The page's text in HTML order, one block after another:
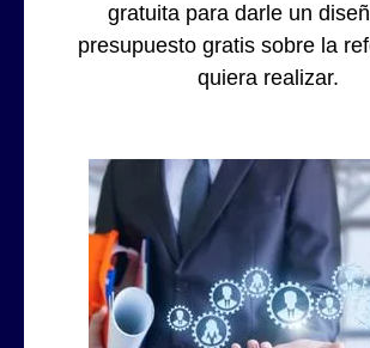
gratuita para darle un
presupuesto gratis sobre la
quiera realizar.